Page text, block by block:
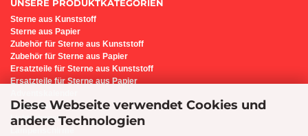
Diese Webseite verwendet Cookies und
andere Technologien
UNSERE PRODUKTKATEGORIEN
Sterne aus Kunststoff
Sterne aus Papier
Zubehör für Sterne aus Kunststoff
Zubehör für Sterne aus Papier
Ersatzteile für Sterne aus Kunststoff
Ersatzteile für Sterne aus Papier
Bastel-Set i6
Lichterbogen